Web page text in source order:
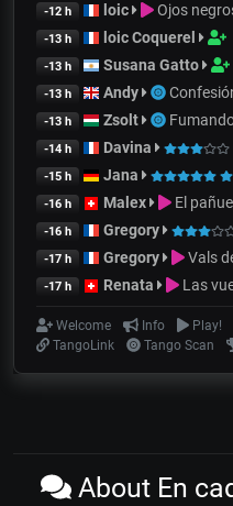
-12 h loic Ojos
-13 h loic Coquerel
-13 h Susana Gatto
-13 h Andy
-13 h Zsolt
-14 h Davina
-15 h Jana
-16 h Malex El
-16 h Gregory
-17 h Gregory Vals
-17 h Renata Las
Welcome Info Play!
TangoLink
Tango Scan
About En